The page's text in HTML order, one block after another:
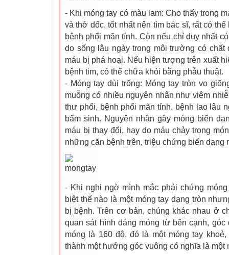
- Khi móng tay có màu lam: Cho thấy trong
và thở dốc, tốt nhất nên tìm bác sĩ, rất có
bệnh phổi mãn tính. Còn nếu chỉ duy nhất
do sống lâu ngày trong môi trường có chất
máu bị phá hoại. Nếu hiện tượng trên xuất
bệnh tim, có thể chữa khỏi bằng phẫu thuật.
- Móng tay dùi trống: Móng tay tròn vo
muỗng có nhiều nguyên nhân như viêm
thư phổi, bệnh phổi mãn tính, bệnh lao lâu
bẩm sinh. Nguyên nhân gây móng biến
máu bị thay đổi, hay do máu chảy trong
những căn bệnh trên, triệu chứng biến dạng
- Khi nghi ngờ mình mắc phải chứng
biệt thế nào là một móng tay dạng tròn
bị bệnh. Trên cơ bản, chúng khác nhau ở
quan sát hình dáng móng từ bên cạnh,
móng là 160 độ, đó là một móng tay
thành một hướng góc vuông có nghĩa là một